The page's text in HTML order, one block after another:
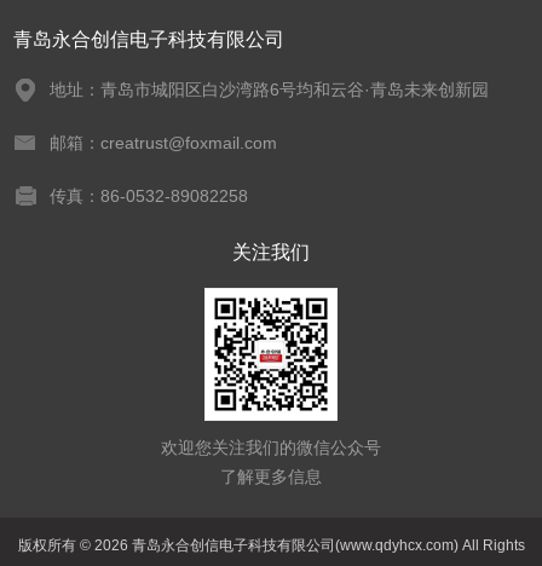
青岛永合创信电子科技有限公司
地址：青岛市城阳区白沙湾路6号均和云谷·青岛未来创新园
邮箱：creatrust@foxmail.com
传真：86-0532-89082258
关注我们
欢迎您关注我们的微信公众号
了解更多信息
版权所有 © 2026 青岛永合创信电子科技有限公司(www.qdyhcx.com) All Rights